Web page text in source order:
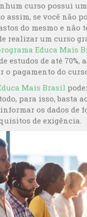
curso possui
assim, se você não
do mesmo e não
realizar um curso
Educa Mais
estudos de até 70%,
pagamento do
Mais Brasil
para isso, basta
os dados de
de exigência.